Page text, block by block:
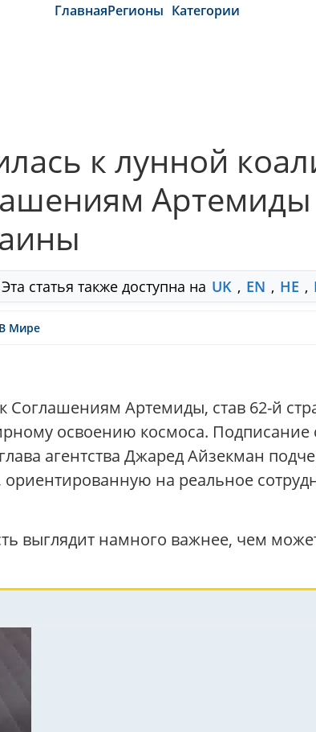
ГлавнаяРегионы Категории
к лунной
Артемиды
статья также доступна на UK , EN , HE ,
В Мире
Артемиды, став 62-й
освоению космоса. Подписание
агентства Джаред Айзекман
на реальное
выглядит намного важнее, чем